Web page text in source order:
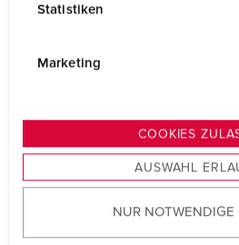
s
u
w
Statistiken
Marketing
COOKIES
AUSWAHL
NUR NOTWENDIGE